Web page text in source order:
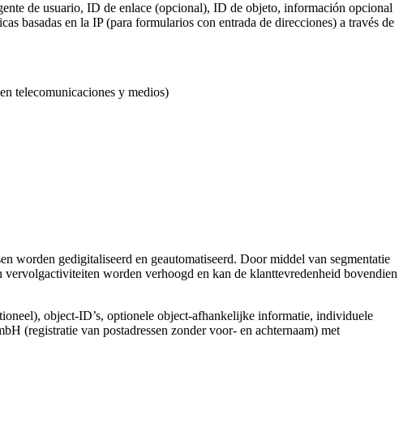
de usuario, ID de enlace (opcional), ID de objeto, información opcional
basadas en la IP (para formularios con entrada de direcciones) a través de
telecomunicaciones y medios)
worden gedigitaliseerd en geautomatiseerd. Door middel van segmentatie
worden verhoogd en kan de klanttevredenheid bovendien
object-ID’s, optionele object-afhankelijke informatie, individuele
(registratie van postadressen zonder voor- en achternaam) met